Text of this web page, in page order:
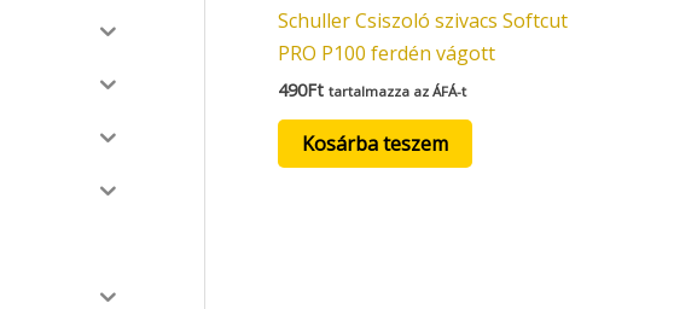
Schuller Csiszoló szivacs Softcut
PRO P100 ferdén vágott
490Ft tartalmazza az ÁFÁ-t
Kosárba teszem